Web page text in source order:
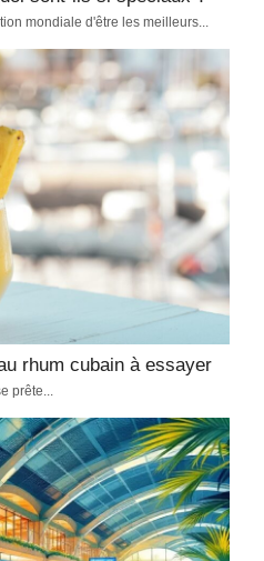
vos billets en ligne, que faire si
alternatives choisir, avec des
objets
pratiques
strictes, notamment le
5000 USD en liquide et
votre passage sereinement.